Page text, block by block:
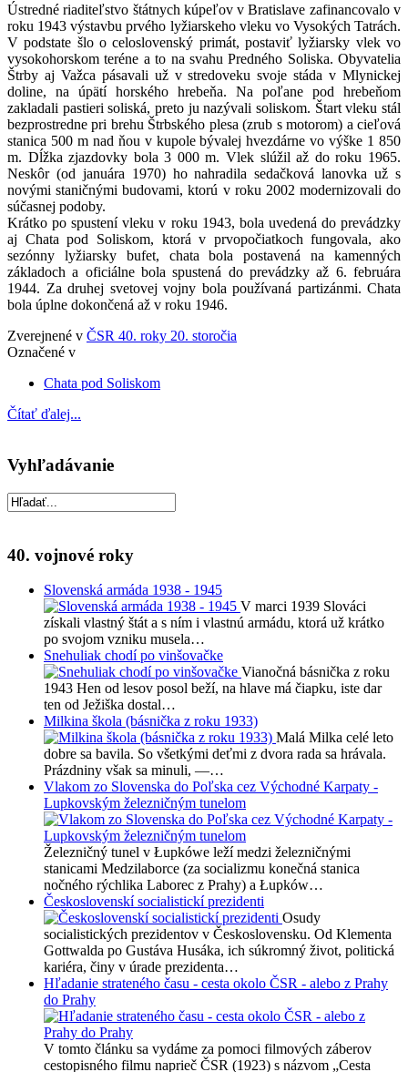
Ústredné riaditeľstvo štátnych kúpeľov v Bratislave zafinancovalo v
roku 1943 výstavbu prvého lyžiarskeho vleku vo Vysokých Tatrách.
V podstate šlo o celoslovenský primát, postaviť lyžiarsky vlek vo
vysokohorskom teréne a to na svahu Predného Soliska. Obyvatelia
Štrby aj Važca pásavali už v stredoveku svoje stáda v Mlynickej
doline, na úpätí horského hrebeňa. Na poľane pod hrebeňom
zakladali pastieri soliská, preto ju nazývali soliskom. Štart vleku stál
bezprostredne pri brehu Štrbského plesa (zrub s motorom) a cieľová
stanica 500 m nad ňou v kupole bývalej hvezdárne vo výške 1 850
m. Dĺžka zjazdovky bola 3 000 m. Vlek slúžil až do roku 1965.
Neskôr (od januára 1970) ho nahradila sedačková lanovka už s
novými staničnými budovami, ktorú v roku 2002 modernizovali do
súčasnej podoby.
Krátko po spustení vleku v roku 1943, bola uvedená do prevádzky
aj Chata pod Soliskom, ktorá v prvopočiatkoch fungovala, ako
sezónny lyžiarsky bufet, chata bola postavená na kamenných
základoch a oficiálne bola spustená do prevádzky až 6. februára
1944. Za druhej svetovej vojny bola používaná partizánmi. Chata
bola úplne dokončená až v roku 1946.
Zverejnené v ČSR 40. roky 20. storočia
Označené v
Chata pod Soliskom
Čítať ďalej...
Vyhľadávanie
40. vojnové roky
Slovenská armáda 1938 - 1945
V marci 1939 Slováci
získali vlastný štát a s ním i vlastnú armádu, ktorá už krátko
po svojom vzniku musela…
Snehuliak chodí po vinšovačke
Vianočná básnička z roku
1943 Hen od lesov posol beží, na hlave má čiapku, iste dar
ten od Ježiška dostal…
Milkina škola (básnička z roku 1933)
Malá Milka celé leto
dobre sa bavila. So všetkými deťmi z dvora rada sa hrávala.
Prázdniny však sa minuli, —…
Vlakom zo Slovenska do Poľska cez Východné Karpaty -
Lupkovským železničným tunelom
Železničný tunel v Łupkówe leží medzi železničnými
stanicami Medzilaborce (za socializmu konečná stanica
nočného rýchlika Laborec z Prahy) a Łupków…
Československí socialistickí prezidenti
Osudy
socialistických prezidentov v Československu. Od Klementa
Gottwalda po Gustáva Husáka, ich súkromný život, politická
kariéra, činy v úrade prezidenta…
Hľadanie strateného času - cesta okolo ČSR - alebo z Prahy
do Prahy
V tomto článku sa vydáme za pomoci filmových záberov
cestopisného filmu naprieč ČSR (1923) s názvom „Cesta